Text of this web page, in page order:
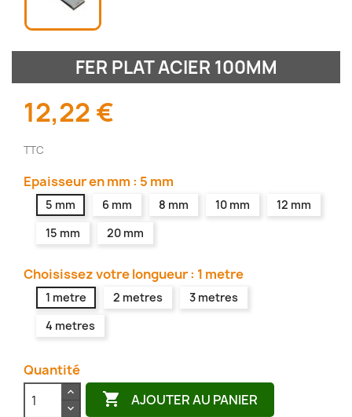
FER PLAT ACIER 100MM
12,22 €
TTC
Epaisseur en mm : 5 mm
5 mm 6 mm 8 mm 10 mm
12 mm
15 mm
20 mm
Choisissez votre longueur : 1 metre
1 metre 2 metres
3 metres
4 metres
Quantité
 AJOUTER AU PANIER